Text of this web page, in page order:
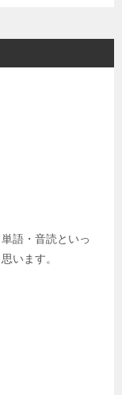
語・音読といっ
います。